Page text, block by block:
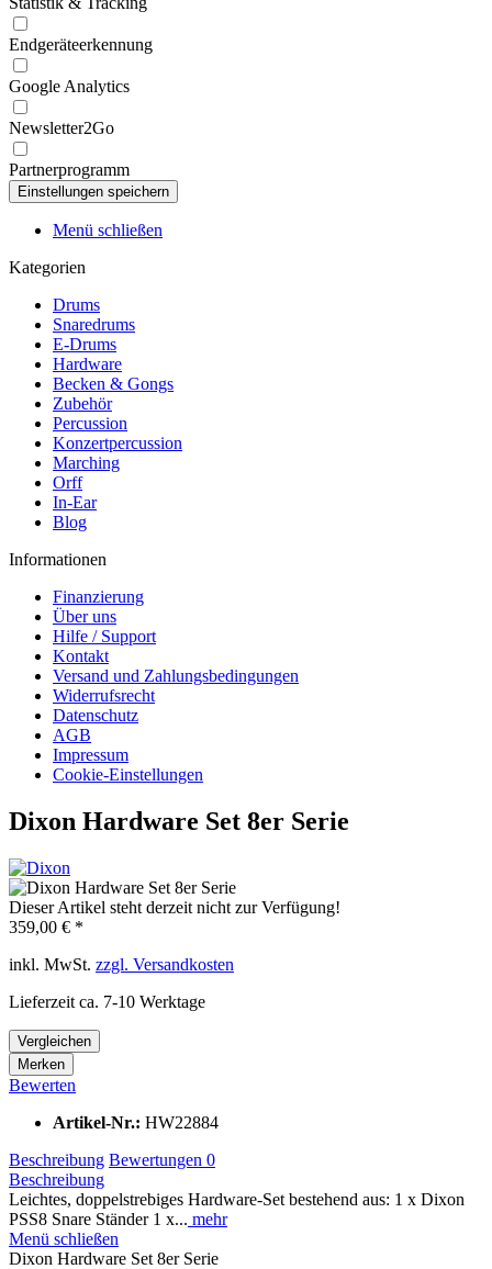
Endgeräteerkennung
Google Analytics
Newsletter2Go
Partnerprogramm
Menü schließen
Kategorien
Drums
Snaredrums
E-Drums
Hardware
Becken & Gongs
Zubehör
Percussion
Konzertpercussion
Marching
Orff
In-Ear
Blog
Informationen
Finanzierung
Über uns
Hilfe / Support
Kontakt
Versand und Zahlungsbedingungen
Widerrufsrecht
Datenschutz
AGB
Impressum
Cookie-Einstellungen
Dixon Hardware Set 8er Serie
Dieser Artikel steht derzeit nicht zur Verfügung!
359,00 € *
inkl. MwSt. zzgl. Versandkosten
Lieferzeit ca. 7-10 Werktage
Vergleichen
Merken
Bewerten
Artikel-Nr.: HW22884
Beschreibung Bewertungen 0
Beschreibung
Leichtes, doppelstrebiges Hardware-Set bestehend aus: 1 x Dixon
PSS8 Snare Ständer 1 x... mehr
Menü schließen
Dixon Hardware Set 8er Serie